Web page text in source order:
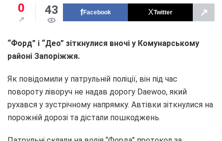
0 43 Facebook Twitter ↗
“Форд” і “Део” зіткнулися вночі у Комунарському
районі Запоріжжя.
Як повідомили у патрульній поліції, він під час
повороту ліворуч не надав дорогу Daewoo, який
рухався у зустрічному напрямку. Автівки зіткнулися на
порожній дорозі та дістали пошкоджень.